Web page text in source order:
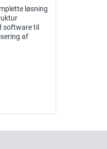
løsning
software til
af